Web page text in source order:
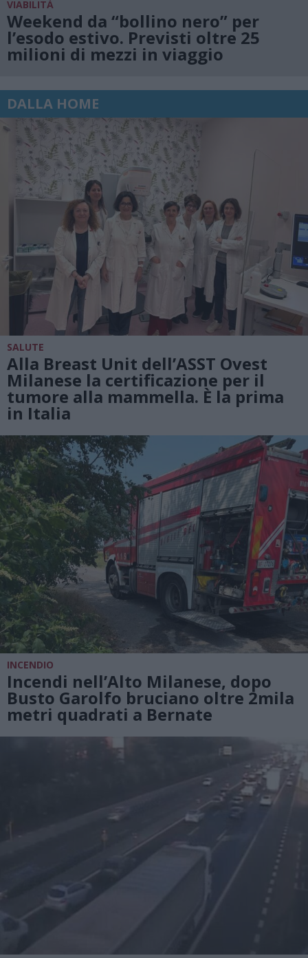
VIABILITÀ
Weekend da “bollino nero” per
l’esodo estivo. Previsti oltre 25
milioni di mezzi in viaggio
DALLA HOME
SALUTE
Alla Breast Unit dell’ASST Ovest
Milanese la certificazione per il
tumore alla mammella. È la prima
in Italia
INCENDIO
Incendi nell’Alto Milanese, dopo
Busto Garolfo bruciano oltre 2mila
metri quadrati a Bernate